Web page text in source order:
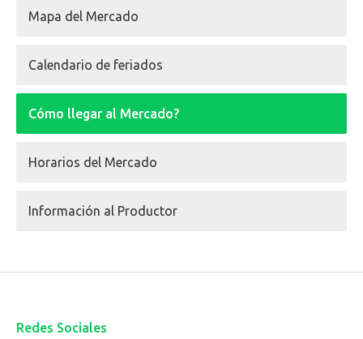
Mapa del Mercado
Calendario de feriados
Cómo llegar al Mercado?
Horarios del Mercado
Información al Productor
Redes Sociales